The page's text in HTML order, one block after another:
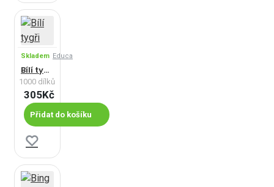
Skladem Educa
Bílí tygři
1000 dílků
305Kč
Přidat do košíku